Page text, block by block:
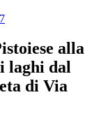
alla
laghi dal
di Via